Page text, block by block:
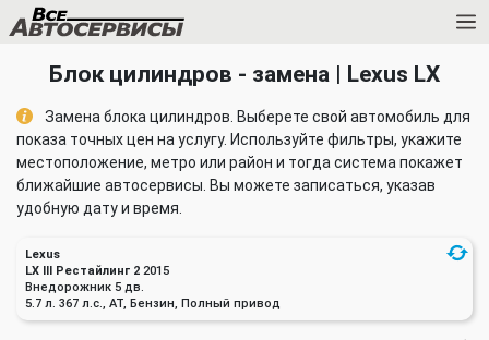
Блок цилиндров - замена | Lexus LX
Замена блока цилиндров. Выберете свой автомобиль для
показа точных цен на услугу. Используйте фильтры, укажите
местоположение, метро или район и тогда система покажет
ближайшие автосервисы. Вы можете записаться, указав
удобную дату и время.
Lexus
LX III Рестайлинг 2 2015
Внедорожник 5 дв.
5.7 л. 367 л.с., AT, Бензин, Полный привод